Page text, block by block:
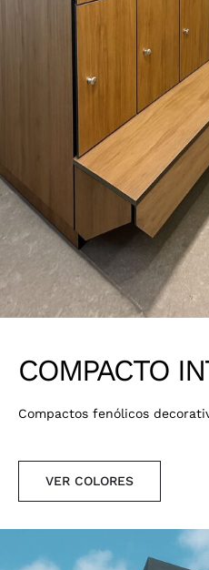
COMPACTO
Compactos fenólicos
VER COLORES